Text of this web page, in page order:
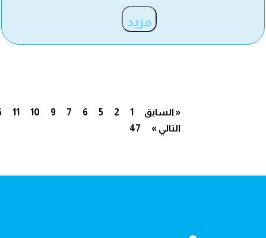
مزيد
« السابق 1
2
5
6
7
9
10
11
47
التالي »